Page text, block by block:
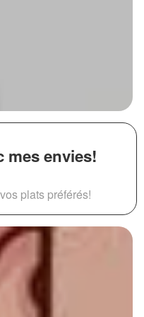
mes envies!
plats préférés!